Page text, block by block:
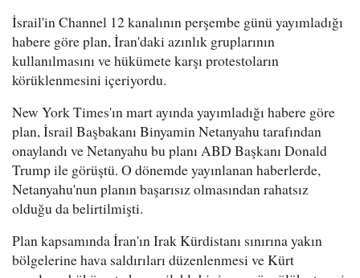
İsrail'in Channel 12 kanalının perşembe günü yayımladığı
habere göre plan, İran'daki azınlık gruplarının
kullanılmasını ve hükümete karşı protestoların
körüklenmesini içeriyordu.
New York Times'ın mart ayında yayımladığı habere göre
plan, İsrail Başbakanı Binyamin Netanyahu tarafından
onaylandı ve Netanyahu bu planı ABD Başkanı Donald
Trump ile görüştü. O dönemde yayınlanan haberlerde,
Netanyahu'nun planın başarısız olmasından rahatsız
olduğu da belirtilmişti.
Plan kapsamında İran'ın Irak Kürdistanı sınırına yakın
bölgelerine hava saldırıları düzenlenmesi ve Kürt